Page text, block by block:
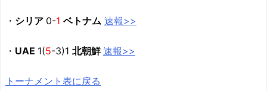
・ シリア 0-1 ベトナム 速報>>
・ UAE 1(5-3)1 北朝鮮速報>>
トーナメント表に戻る